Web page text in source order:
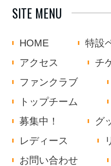
SITE MENU
HOME 特設
アクセス
チ
ファンクラブ
トップチーム
募集中！
グ
レディース
お問い合わせ